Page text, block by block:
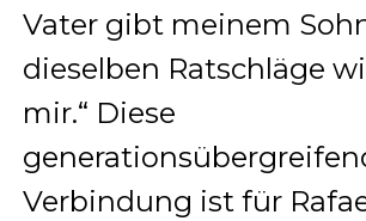
Vater gibt meinem
dieselben Ratschläge
mir.“ Diese
Verbindung ist für